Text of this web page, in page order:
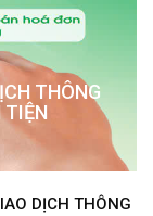
THÔNG
TIỆN
DỊCH THÔNG